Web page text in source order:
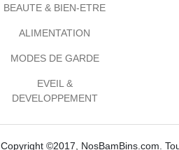
BEAUTE & BIEN-ETRE
ALIMENTATION
MODES DE GARDE
EVEIL &
DEVELOPPEMENT
Copyright ©2017, NosBamBins.com.